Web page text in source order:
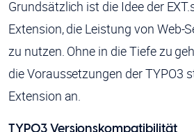
Grundsätzlich ist die Idee der
Extension, die Leistung von Web-
zu nutzen. Ohne in die Tiefe zu
die Voraussetzungen der TYPO3
Extension an.
TYPO3 Versionskompatibilität